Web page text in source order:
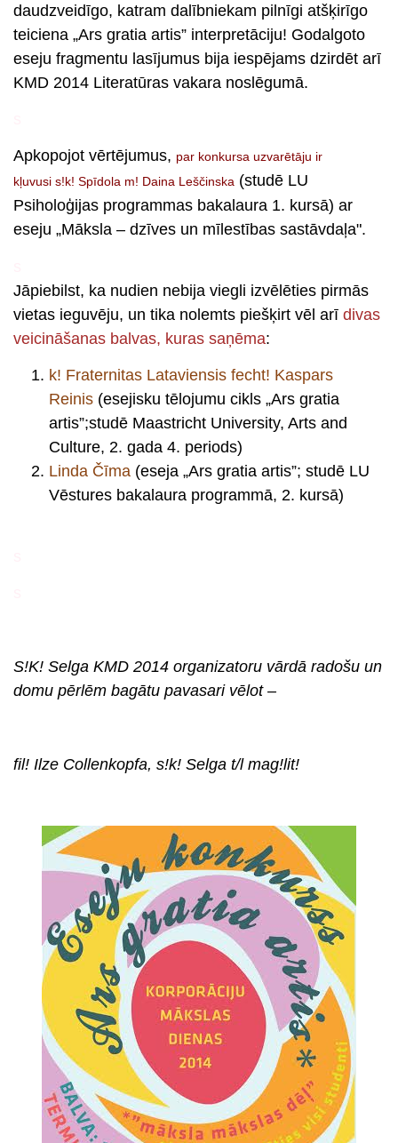
daudzveidīgo, katram dalībniekam pilnīgi atšķirīgo
teiciena „Ars gratia artis” interpretāciju! Godalgoto
eseju fragmentu lasījumus bija iespējams dzirdēt arī
KMD 2014 Literatūras vakara noslēgumā.
Apkopojot vērtējumus, par konkursa uzvarētāju ir
kļuvusi s!k! Spīdola m! Daina Leščinska (studē LU
Psiholoģijas programmas bakalaura 1. kursā) ar
eseju „Māksla – dzīves un mīlestības sastāvdaļa".
Jāpiebilst, ka nudien nebija viegli izvēlēties pirmās
vietas ieguvēju, un tika nolemts piešķirt vēl arī divas
veicināšanas balvas, kuras saņēma:
k! Fraternitas Lataviensis fecht! Kaspars
Reinis (esejisku tēlojumu cikls „Ars gratia
artis”;studē Maastricht University, Arts and
Culture, 2. gada 4. periods)
Linda Čīma (eseja „Ars gratia artis”; studē LU
Vēstures bakalaura programmā, 2. kursā)
S!K! Selga KMD 2014 organizatoru vārdā radošu un
domu pērlēm bagātu pavasari vēlot –
fil! Ilze Collenkopfa, s!k! Selga t/l mag!lit!